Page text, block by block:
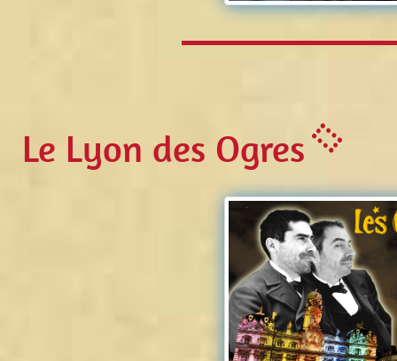
Le Lyon des Ogres